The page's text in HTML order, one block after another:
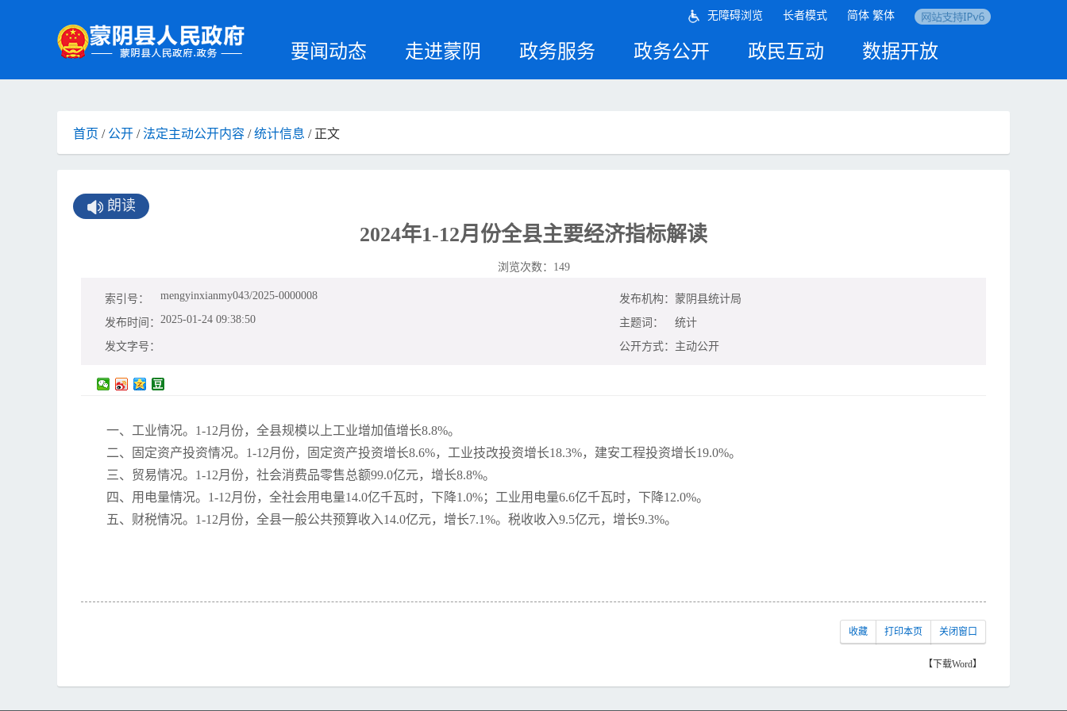
要闻动态 走进蒙阴 政务服务 政务公开 政民互动 数据开放
无障碍浏览 长者模式 简体 繁体
首页 / 公开 /法定主动公开内容 /统计信息 / 正文
朗读
2024年1-12月份全县主要经济指标解读
浏览次数： 149
索引号： mengyinxianmy043/2025-0000008 发布机构： 蒙阴县统计局
发布时间： 2025-01-24 09:38:50 主题词：
统计
发文字号：
公开方式： 主动公开
一、工业情况。1-12月份，全县规模以上工业增加值增长8.8%。
二、固定资产投资情况。1-12月份，固定资产投资增长8.6%，工业技改投资增长18.3%，建安工程投资增长19.0%。
三、贸易情况。1-12月份，社会消费品零售总额99.0亿元，增长8.8%。
四、用电量情况。1-12月份，全社会用电量14.0亿千瓦时，下降1.0%；工业用电量6.6亿千瓦时，下降12.0%。
五、财税情况。1-12月份，全县一般公共预算收入14.0亿元，增长7.1%。税收收入9.5亿元，增长9.3%。
收藏 打印本页 关闭窗口
【下载Word】